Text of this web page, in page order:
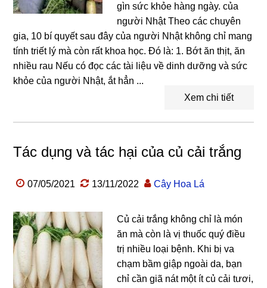
gìn sức khỏe hàng ngày. của
người Nhật Theo các chuyên
gia, 10 bí quyết sau đây của người Nhật không chỉ mang
tính triết lý mà còn rất khoa học. Đó là: 1. Bớt ăn thịt, ăn
nhiều rau Nếu có đọc các tài liệu về dinh dưỡng và sức
khỏe của người Nhật, ắt hẳn ...
Xem chi tiết
Tác dụng và tác hại của củ cải trắng
07/05/2021 13/11/2022 Cây Hoa Lá
Củ cải trắng không chỉ là món
ăn mà còn là vị thuốc quý điều
trị nhiều loại bệnh. Khi bị va
chạm bầm giập ngoài da, bạn
chỉ cần giã nát một ít củ cải tươi,